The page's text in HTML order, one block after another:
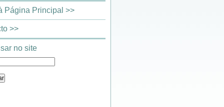
Página Principal >>
>>
no site